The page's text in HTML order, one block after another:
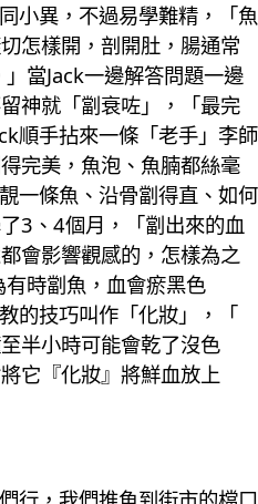
小異，不過易學難精，「魚
怎樣開，剖開肚，腸通常
當Jack一邊解答問題一邊
神就「劏衰咗」，「最完
順手拈來一條「老手」李師
完美，魚泡、魚腩都絲毫
一條魚、沿骨劏得直、如何
3、4個月，「劏出來的血
會影響觀感的，怎樣為之
時劏魚，血會瘀黑色
的技巧叫作「化妝」，「
半小時可能會乾了沒色
它『化妝』將鮮血放上